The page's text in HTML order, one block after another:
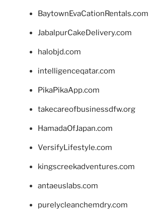
BaytownEvaCationRentals.com
JabalpurCakeDelivery.com
halobjd.com
intelligenceqatar.com
PikaPikaApp.com
takecareofbusinessdfw.org
HamadaOfJapan.com
VersifyLifestyle.com
kingscreekadventures.com
antaeuslabs.com
purelycleanchemdry.com